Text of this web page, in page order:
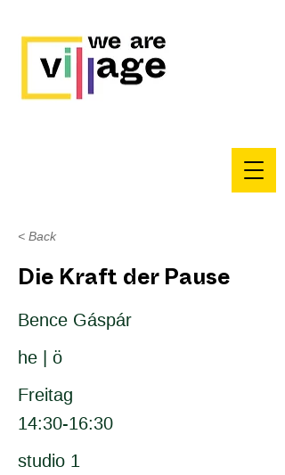
< Back
Die Kraft der Pause
Bence Gáspár
he | ö
Freitag
14:30-16:30
studio 1